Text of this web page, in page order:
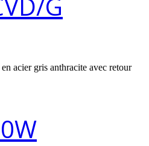
acier gris anthracite avec retour